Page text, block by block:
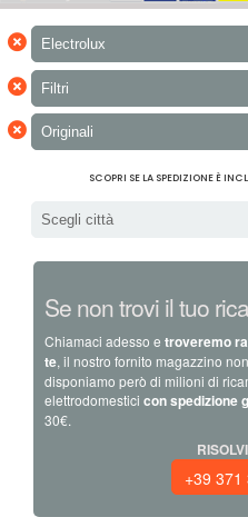
× Electrolux
× Filtri
× Originali
SCOPRI SE LA SPEDIZIONE È
Scegli città
Se non trovi il tuo
Chiamaci adesso e troveremo
te, il nostro fornito magazzino
disponiamo però di milioni di
elettrodomestici con spedizione
30€.
+39 371